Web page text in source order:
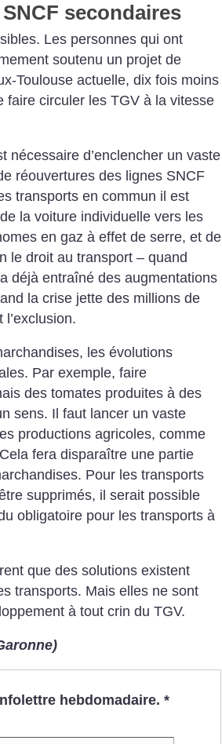
secondaires
Les personnes qui ont
soutenu un projet de
Toulouse actuelle, dix fois moins
faire circuler les TGV à la vitesse
nécessaire d’enclencher un vaste
réouvertures des lignes SNCF
transports en commun il est
la voiture individuelle vers les
en gaz à effet de serre, et de
le droit au transport – quand
déjà entraîné des augmentations
la crise jette des millions de
les évolutions
Par exemple, faire
des tomates produites à des
sens. Il faut lancer un vaste
productions agricoles, comme
fera disparaître une partie
Pour les transports
supprimés, il serait possible
obligatoire pour les transports à
que des solutions existent
transports. Mais elles ne sont
à tout crin du TGV.
hebdomadaire. *